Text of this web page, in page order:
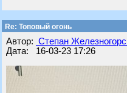
Re: Топовый огонь
Автор: Степан
Дата: 16-03-23 17:26